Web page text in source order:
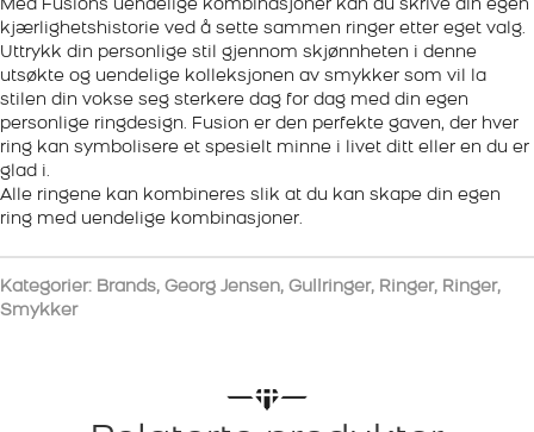
Med Fusions uendelige kombinasjoner kan du skrive din egen
kjærlighetshistorie ved å sette sammen ringer etter eget valg.
Uttrykk din personlige stil gjennom skjønnheten i denne
utsøkte og uendelige kolleksjonen av smykker som vil la
stilen din vokse seg sterkere dag for dag med din egen
personlige ringdesign. Fusion er den perfekte gaven, der hver
ring kan symbolisere et spesielt minne i livet ditt eller en du er
glad i.
Alle ringene kan kombineres slik at du kan skape din egen
ring med uendelige kombinasjoner.
Kategorier: Brands, Georg Jensen, Gullringer, Ringer, Ringer,
Smykker